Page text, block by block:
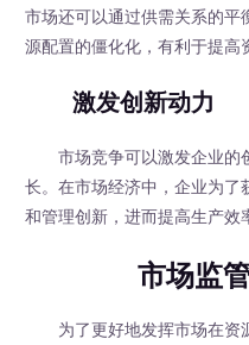
市场还可以通过供需关系的平
源配置的僵化化，有利于提高
激发创新动力
市场竞争可以激发企业的
长。在市场经济中，企业为
和管理创新，进而提高生产效
市场监
为了更好地发挥市场在资